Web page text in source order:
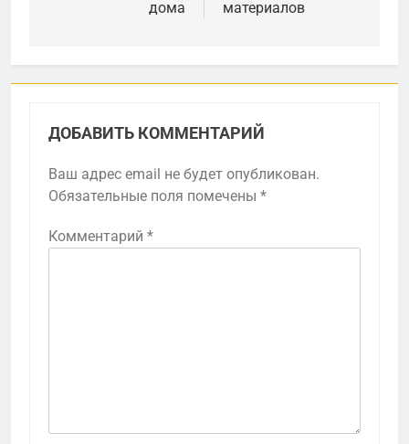
дома материалов
ДОБАВИТЬ КОММЕНТАРИЙ
Ваш адрес email не будет опубликован.
Обязательные поля помечены *
Комментарий *